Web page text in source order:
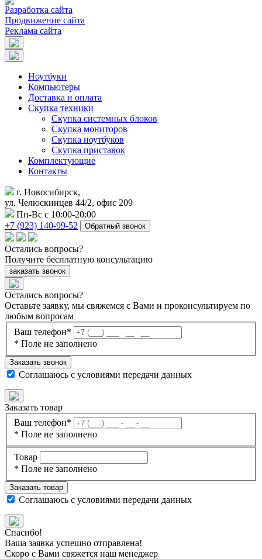
Разработка сайта
Продвижение сайта
Реклама сайта
Ноутбуки
Компьютеры
Доставка и оплата
Скупка техники
Скупка системных блоков
Скупка мониторов
Скупка ноутбуков
Скупка приставок
Комплектующие
Контакты
г. Новосибирск,
ул. Челюскинцев 44/2, офис 209
Пн-Вс с 10:00-20:00
+7 (923) 140-99-52
Обратный звонок
Остались вопросы?
Получите бесплатную консультацию
заказать звонок
Остались вопросы?
Оставьте заявку, мы свяжемся с Вами и проконсультируем по
любым вопросам
Ваш телефон*
* Поле не заполнено
Заказать звонок
Соглашаюсь с условиями передачи данных
Заказать товар
Ваш телефон*
* Поле не заполнено
Товар
* Поле не заполнено
Заказать товар
Соглашаюсь с условиями передачи данных
Спасибо!
Ваша заявка успешно отправлена!
Скоро с Вами свяжется наш менеджер